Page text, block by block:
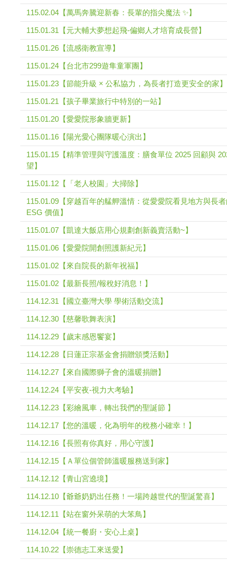
115.02.04【萬馬奔騰迎新春：長輩的指尖魔法 ✨】
115.01.31【元大輔大夢想起飛-偏鄉人才培育成長營】
115.01.26【流感衛教宣導】
115.01.24【台北市299遊隼童軍團】
115.01.23【節能升級 × 公私協力，為長者打造更安全的家】
115.01.21【孩子畢業旅行中特別的一站】
115.01.20【愛愛院形象牆更新】
115.01.16【陽光愛心團隊暖心演出】
115.01.15【精準管理與守護溫度：膳食單位 2025 回顧與
望】
115.01.12【「老人校園」大掃除】
115.01.09【穿越百年的艋舺溫情：從愛愛院看見地方與長
ESG 價值】
115.01.07【凱達大飯店用心規劃創新義賣活動~】
115.01.06【愛愛院開創照護新紀元】
115.01.02【來自院長的新年祝福】
115.01.02【最新長照/報稅好消息！】
114.12.31【國立臺灣大學 學術活動交流】
114.12.30【慈馨歌舞表演】
114.12.29【歲末感恩饗宴】
114.12.28【日蓮正宗基金會捐贈頒獎活動】
114.12.27【來自國際獅子會的溫暖捐贈】
114.12.24【平安夜-視力大考驗】
114.12.23【彩繪風車，轉出我們的聖誕節 】
114.12.17【您的溫暖，化為明年的稅務小確幸！】
114.12.16【長照有你真好，用心守護】
114.12.15【Ａ單位個管師溫暖服務送到家】
114.12.12【青山宮遶境】
114.12.10【爺爺奶奶出任務！一場跨越世代的聖誕驚喜】
114.12.11【站在窗外呆萌的大笨鳥】
114.12.04【統一餐廚・安心上桌】
114.10.22【崇德志工來送愛】